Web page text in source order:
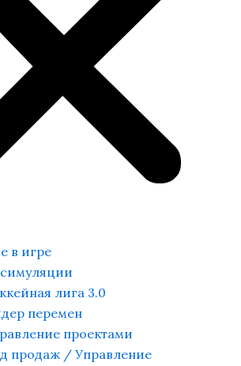
в игре
лига 3.0
перемен
проектами
продаж / Управление